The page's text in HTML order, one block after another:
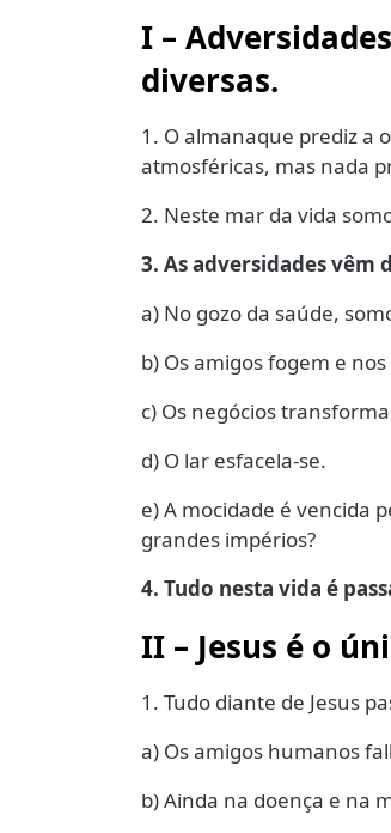
I –
diversas.
1. O almanaque prediz a
atmosféricas, mas nada
2. Neste mar da vida
3. As adversidades vêm
a) No gozo da saúde,
b) Os amigos fogem e
c) Os negócios
d) O lar esfacela-se.
e) A mocidade é vencida
grandes impérios?
4. Tudo nesta vida é
II – Jesus é o
1. Tudo diante de Jesus
a) Os amigos humanos
b) Ainda na doença e na